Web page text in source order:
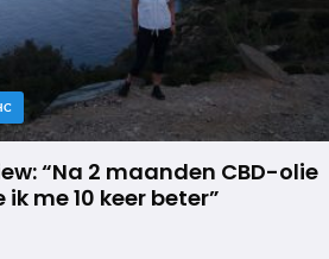
“Na 2 maanden CBD-olie
me 10 keer beter”